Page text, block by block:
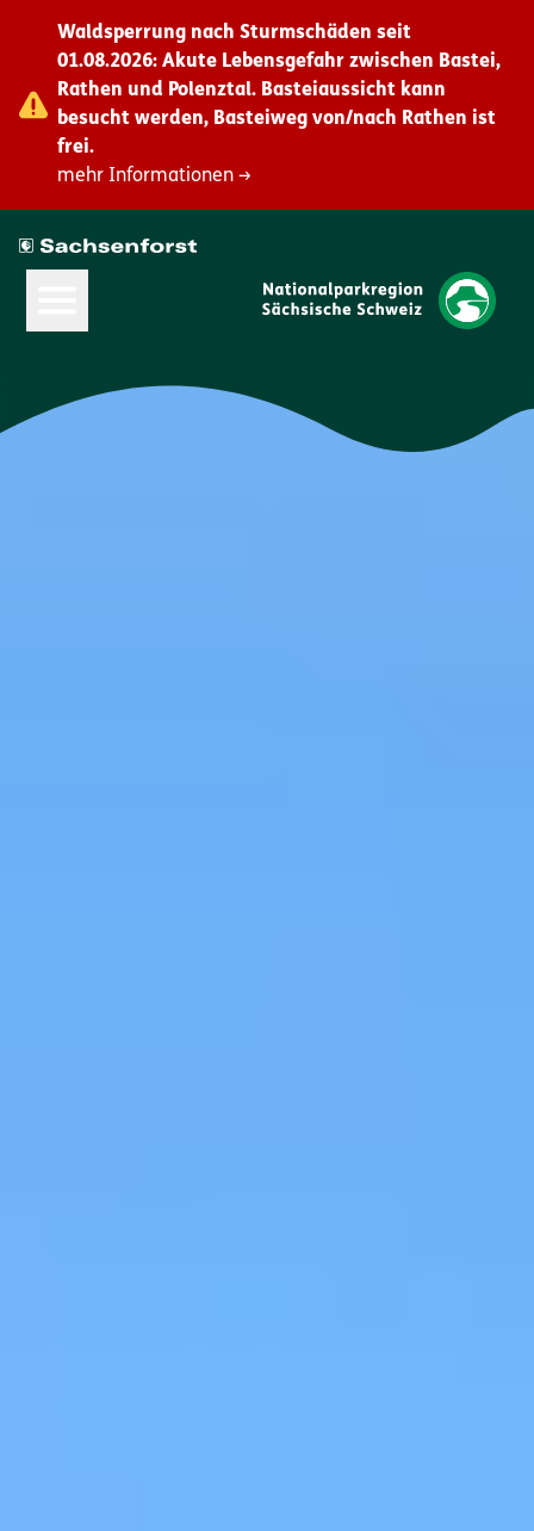
Waldsperrung nach Sturmschäden seit
01.08.2026: Akute Lebensgefahr zwischen Bastei,
Rathen und Polenztal. Basteiaussicht kann
besucht werden, Basteiweg von/nach Rathen ist
frei.
mehr Informationen →